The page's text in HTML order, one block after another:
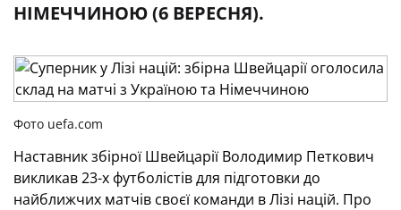
НІМЕЧЧИНОЮ (6 ВЕРЕСНЯ).
Фото uefa.com
Наставник збірної Швейцарії Володимир Петкович
викликав 23-х футболістів для підготовки до
найближчих матчів своєї команди в Лізі націй. Про